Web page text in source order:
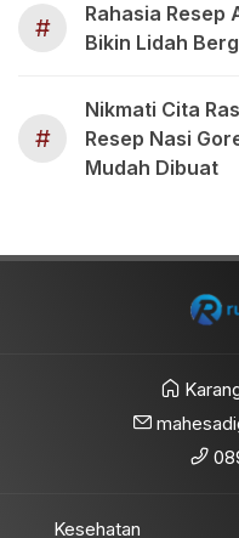
#
Rahasia Resep
Bikin Lidah
#
Nikmati Cita
Resep Nasi
Mudah Dibuat
Kesehatan